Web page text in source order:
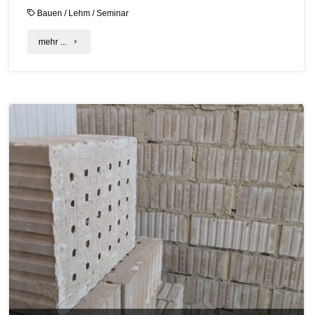
Bauen / Lehm /Seminar
mehr ... "Bauen
Seminar
für
Architekturschaffende
und
SelbstbauerInnen
in
Störnstein"